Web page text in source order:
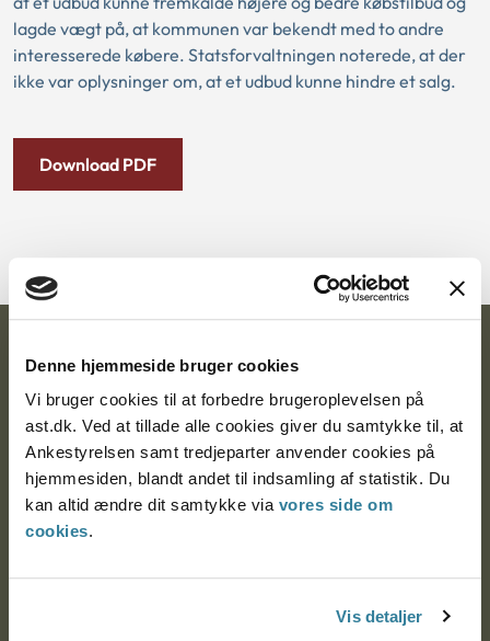
Denne hjemmeside bruger cookies
Vi bruger cookies til at forbedre brugeroplevelsen på
ast.dk. Ved at tillade alle cookies giver du samtykke til, at
Ankestyrelsen samt tredjeparter anvender cookies på
hjemmesiden, blandt andet til indsamling af statistik. Du
kan altid ændre dit samtykke via vores side om
cookies.
Vis detaljer
lagde vægt på, at kommunen var bekendt med to andre
interesserede købere. Statsforvaltningen noterede, at der
ikke var oplysninger om, at et udbud kunne hindre et salg.
Download PDF
Ankestyrelsen
Postadresse:
Nytorv 7, 2. sal
9000 Aalborg